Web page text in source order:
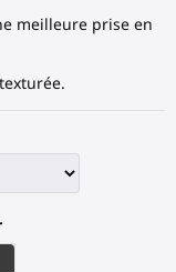
meilleure prise en